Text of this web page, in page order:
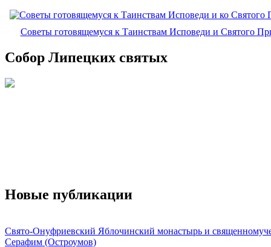
Советы готовящемуся к Таинствам Исповеди и Святого
Собор Липецких святых
Новые публикации
Свято-Онуфриевский Яблочинский монастырь и
Серафим (Остроумов)